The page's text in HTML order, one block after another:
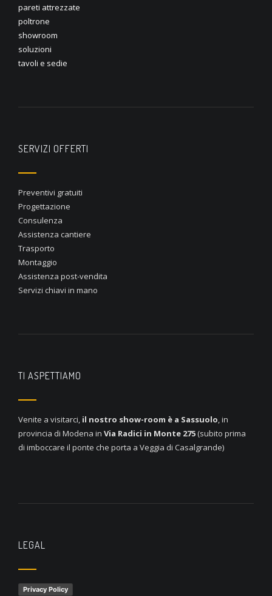
pareti attrezzate
poltrone
showroom
soluzioni
tavoli e sedie
SERVIZI OFFERTI
Preventivi gratuiti
Progettazione
Consulenza
Assistenza cantiere
Trasporto
Montaggio
Assistenza post-vendita
Servizi chiavi in mano
TI ASPETTIAMO
Venite a visitarci, il nostro show-room è a Sassuolo, in
provincia di Modena in Via Radici in Monte 275 (subito prima
di imboccare il ponte che porta a Veggia di Casalgrande)
LEGAL
Privacy Policy